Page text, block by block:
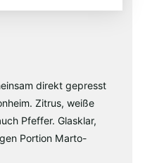
direkt gepresst
Zitrus, weiße
Pfeffer. Glasklar,
Portion Marto-